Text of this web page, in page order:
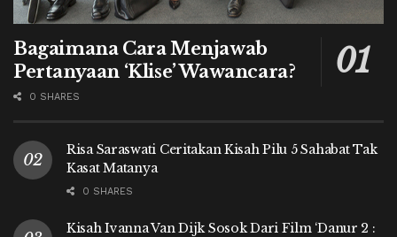
Bagaimana Cara Menjawab
Pertanyaan ‘Klise’ Wawancara?
0 SHARES
Risa Saraswati Ceritakan Kisah Pilu 5 Sahabat Tak
Kasat Matanya
0 SHARES
Kisah Ivanna Van Dijk Sosok Dari Film ‘Danur 2 :